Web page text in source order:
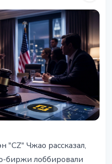
США
"CZ" Чжао рассказал,
биржи лоббировали